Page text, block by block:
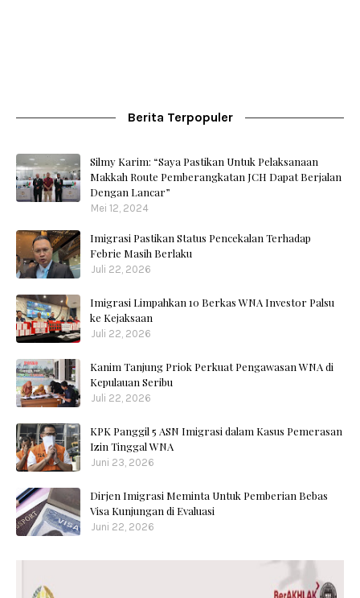
Berita Terpopuler
Silmy Karim: “Saya Pastikan Untuk Pelaksanaan
Makkah Route Pemberangkatan JCH Dapat Berjalan
Dengan Lancar”
Mei 12, 2024
Imigrasi Pastikan Status Pencekalan Terhadap
Febrie Masih Berlaku
Juli 22, 2026
Imigrasi Limpahkan 10 Berkas WNA Investor Palsu
ke Kejaksaan
Juli 22, 2026
Kanim Tanjung Priok Perkuat Pengawasan WNA di
Kepulauan Seribu
Juli 22, 2026
KPK Panggil 5 ASN Imigrasi dalam Kasus Pemerasan
Izin Tinggal WNA
Juni 23, 2026
Dirjen Imigrasi Meminta Untuk Pemberian Bebas
Visa Kunjungan di Evaluasi
Juni 22, 2026